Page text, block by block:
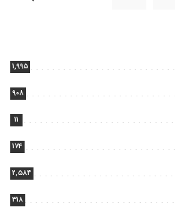
۱,۹۹۵
۹۰۸
۱۱
۱۷۴
۲,۵۸۴
۳۱۸